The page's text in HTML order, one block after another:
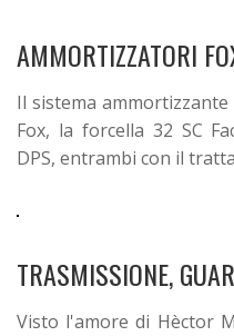
AMMORTIZZATORI
Il sistema
Fox, la forcella 32 SC
DPS, entrambi con il
TRASMISSIONE,
Visto l'amore di Hèctor